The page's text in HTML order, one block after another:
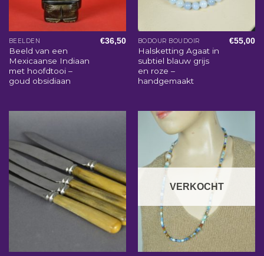
BEELDEN
Beeld van een
Mexicaanse Indiaan
met hoofdtooi –
goud obsidiaan
€36,50 BODOUR BOUDOIR
Halsketting Agaat in
subtiel blauw grijs
en roze –
handgemaakt
€55,00
VERKOCHT